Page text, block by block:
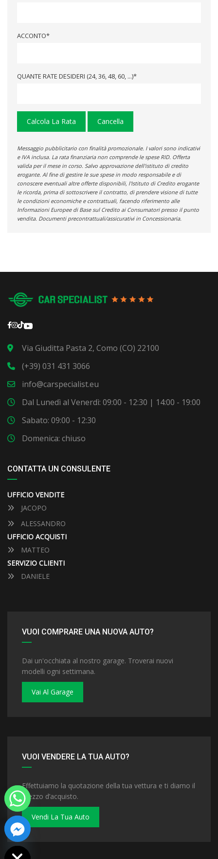
ACCONTO*
QUANTE RATE DESIDERI (24, 36, 48, 60, ...)*
Calcola La Rata Cancella
Messaggio pubblicitario con finalità promozionale. I valori sono indicativi
e IVA inclusa. La rata finanziaria non comprende le spese RID. Offerta
valida per il mese in corso. Salvo approvazione dell'istituto di credito
erogante. Al fine di gestire le sue spese in modo responsabile e di
conoscere eventuali altre offerte disponibili, l'Istituto di Credito erogante
le ricorda, prima di sottoscrivere il contratto, di prendere visione di tutte
le condizioni economiche e contrattuali, facendo riferimento alle
Informazioni Europee di Base sul Credito ai Consumatori presso il punto
vendita. Documenti precontrattuali/assicurativi in Concessionaria.
Via Giuditta Pasta 2, Como (CO) 22100
(+39) 031 431 3066
info@carspecialist.eu
Dal Lunedì al Venerdì: 09:00 - 12:30 | 14:00 - 19:00
Sabato: 09:00 - 12:30
Domenica: chiuso
CONTATTA UN CONSULENTE
UFFICIO VENDITE
JACOPO
ALESSANDRO
UFFICIO ACQUISTI
MATTEO
SERVIZIO CLIENTI
DANIELE
VUOI COMPRARE UNA NUOVA AUTO?
Dai un'occhiata al nostro garage. Troverai nuovi
modelli ogni settimana.
Vai Al Garage
VUOI VENDERE LA TUA AUTO?
Effettuiamo la quotazione della tua vettura e ti diamo il
prezzo d’acquisto.
Vendi La Tua Auto